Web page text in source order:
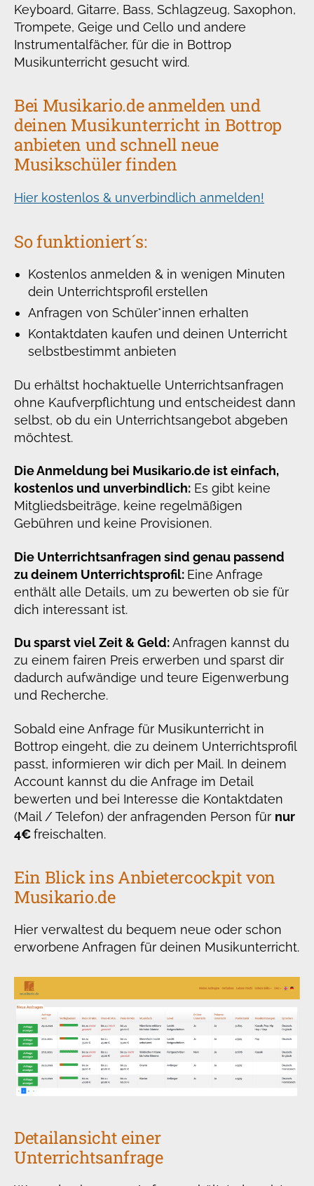
Keyboard, Gitarre, Bass, Schlagzeug, Saxophon,
Trompete, Geige und Cello und andere
Instrumentalfächer, für die in Bottrop
Musikunterricht gesucht wird.
Bei Musikario.de anmelden und
deinen Musikunterricht in Bottrop
anbieten und schnell neue
Musikschüler finden
Hier kostenlos & unverbindlich anmelden!
So funktioniert´s:
Kostenlos anmelden & in wenigen Minuten
dein Unterrichtsprofil erstellen
Anfragen von Schüler*innen erhalten
Kontaktdaten kaufen und deinen Unterricht
selbstbestimmt anbieten
Du erhältst hochaktuelle Unterrichtsanfragen
ohne Kaufverpflichtung und entscheidest dann
selbst, ob du ein Unterrichtsangebot abgeben
möchtest.
Die Anmeldung bei Musikario.de ist einfach,
kostenlos und unverbindlich: Es gibt keine
Mitgliedsbeiträge, keine regelmäßigen
Gebühren und keine Provisionen.
Die Unterrichtsanfragen sind genau passend
zu deinem Unterrichtsprofil: Eine Anfrage
enthält alle Details, um zu bewerten ob sie für
dich interessant ist.
Du sparst viel Zeit & Geld:Anfragen kannst du
zu einem fairen Preis erwerben und sparst dir
dadurch aufwändige und teure Eigenwerbung
und Recherche.
Sobald eine Anfrage für Musikunterricht in
Bottrop eingeht, die zu deinem Unterrichtsprofil
passt, informieren wir dich per Mail. In deinem
Account kannst du die Anfrage im Detail
bewerten und bei Interesse die Kontaktdaten
(Mail / Telefon) der anfragenden Person für nur
4€freischalten.
Ein Blick ins Anbietercockpit von
Musikario.de
Hier verwaltest du bequem neue oder schon
erworbene Anfragen für deinen Musikunterricht.
Detailansicht einer
Unterrichtsanfrage